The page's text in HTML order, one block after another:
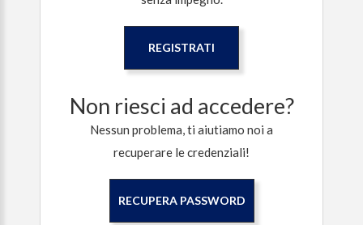
REGISTRATI
Non riesci ad accedere?
Nessun problema, ti aiutiamo noi a
recuperare le credenziali!
RECUPERA PASSWORD